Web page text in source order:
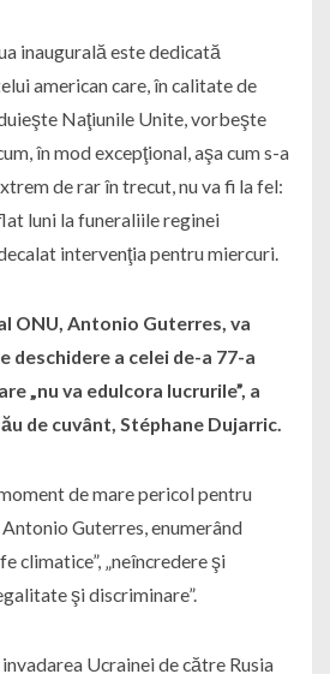
inaugurală este dedicată
american care, în calitate de
Naţiunile Unite, vorbeşte
în mod excepţional, aşa cum s-a
de rar în trecut, nu va fi la fel:
luni la funeraliile reginei
intervenţia pentru miercuri.
ONU, Antonio Guterres, va
deschidere a celei de-a 77-a
„nu va edulcora lucrurile”, a
de cuvânt, Stéphane Dujarric.
de mare pericol pentru
Antonio Guterres, enumerând
climatice”, „neîncredere şi
şi discriminare”.
Ucrainei de către Rusia